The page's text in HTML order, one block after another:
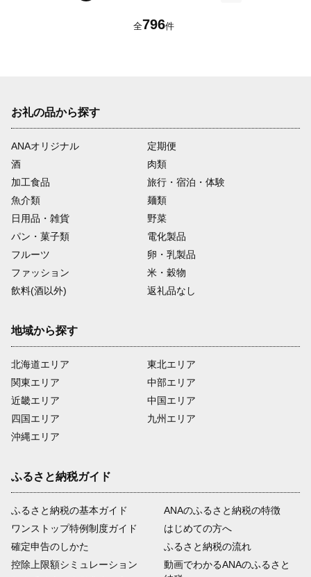
全796件
お礼の品から探す
ANAオリジナル
定期便
酒
肉類
加工食品
旅行・宿泊・体験
魚介類
麺類
日用品・雑貨
野菜
パン・菓子類
電化製品
フルーツ
卵・乳製品
ファッション
米・穀物
飲料(酒以外)
返礼品なし
地域から探す
北海道エリア
関東エリア
近畿エリア
四国エリア
沖縄エリア
東北エリア
中部エリア
中国エリア
九州エリア
ふるさと納税ガイド
ふるさと納税の基本ガイド
ワンストップ特例制度ガイド
確定申告のしかた
控除上限額シミュレーション
ANAのふるさと納税の特徴
はじめての方へ
ふるさと納税の流れ
動画でわかるANAのふるさと